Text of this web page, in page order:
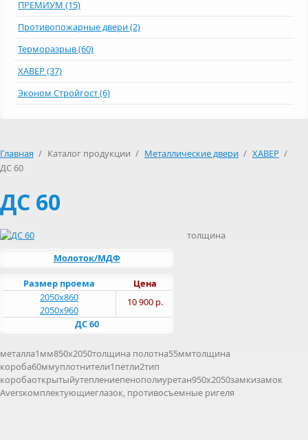
ПРЕМИУМ (15)
Противопожарные двери (2)
Терморазрыв (60)
ХАВЕР (37)
Эконом Стройгост (6)
Главная / Каталог продукции / Металлические двери / ХАВЕР /
ДС 60
ДС 60
Молоток/МДФ
Цена
Размер проема
10 900 р.
2050х860
2050х960
ДС 60
толщина
металла1мм850x2050толщина полотна55ммтолщина
короба60ммуплотнители1петли2тип
коробаоткрытыйутеплениепенополиуретан950x2050замкизамок
Aversкомплектующиеглазок, противосъемные ригеля